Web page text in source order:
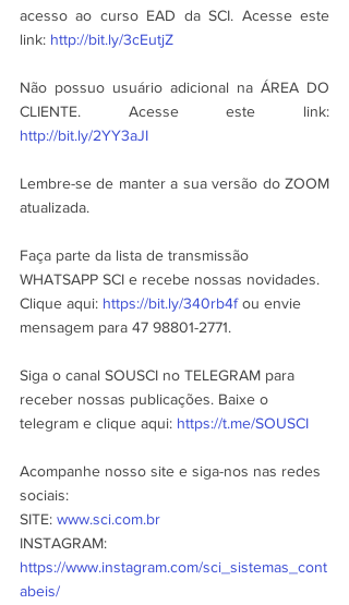
acesso ao curso EAD da SCI. Acesse este
link: http://bit.ly/3cEutjZ
Não possuo usuário adicional na ÁREA DO
http://bit.ly/2YY3aJI
Lembre-se de manter a sua versão do ZOOM
atualizada.
Faça parte da lista de transmissão
WHATSAPP SCI e recebe nossas novidades.
Clique aqui: https://bit.ly/340rb4f ou envie
mensagem para 47 98801-2771.
Siga o canal SOUSCI no TELEGRAM para
receber nossas publicações. Baixe o
telegram e clique aqui: https://t.me/SOUSCI
Acompanhe nosso site e siga-nos nas redes
sociais:
SITE: www.sci.com.br
INSTAGRAM:
https://www.instagram.com/sci_sistemas_cont
abeis/